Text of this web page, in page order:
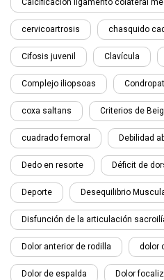
Calcificación ligamento colateral
cervicoartrosis chasquido
Cifosis juvenil Clavícula
Complejo iliopsoas
coxa saltans Criterios de
cuadrado femoral Debilidad
Dedo en resorte Déficit de
Deporte Desequilibrio
Disfunción de la articulación
Dolor anterior de rodilla dolor
Dolor de espalda Dolor